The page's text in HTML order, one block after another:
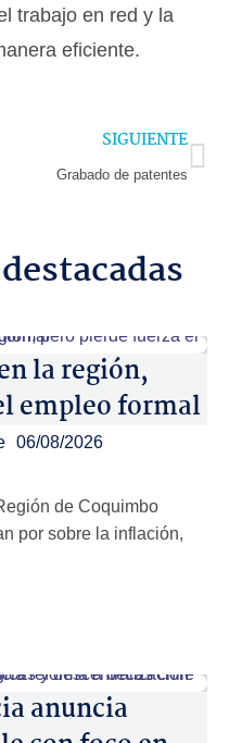
trabajo en red y la
eficiente.
SIGUIENTE
Grabado de patentes
la región,
empleo formal
06/08/2026
de Coquimbo
por sobre la inflación,
anuncia